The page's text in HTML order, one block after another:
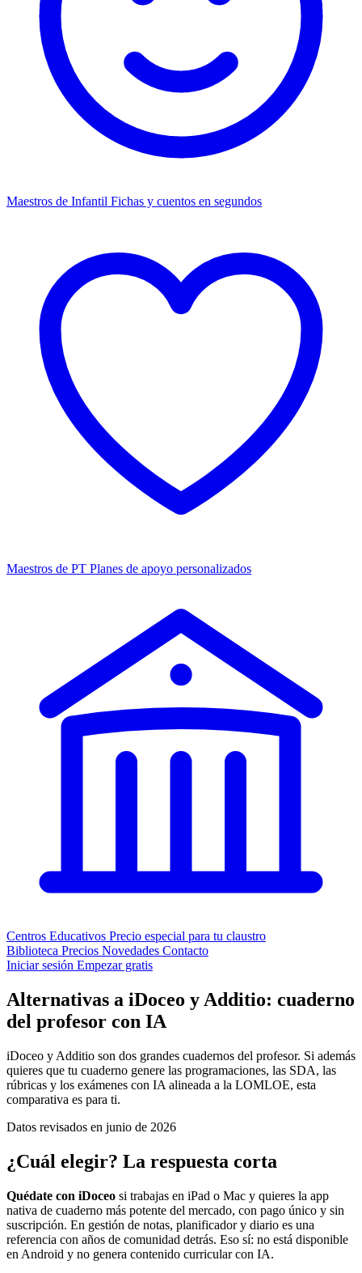
Maestros de Infantil Fichas y cuentos en segundos
Maestros de PT Planes de apoyo personalizados
Centros Educativos Precio especial para tu claustro
Biblioteca Precios Novedades Contacto
Iniciar sesión Empezar gratis
Alternativas a iDoceo y Additio: cuaderno
del profesor con IA
iDoceo y Additio son dos grandes cuadernos del profesor. Si además
quieres que tu cuaderno genere las programaciones, las SDA, las
rúbricas y los exámenes con IA alineada a la LOMLOE, esta
comparativa es para ti.
Datos revisados en junio de 2026
¿Cuál elegir? La respuesta corta
Quédate con iDoceo si trabajas en iPad o Mac y quieres la app
nativa de cuaderno más potente del mercado, con pago único y sin
suscripción. En gestión de notas, planificador y diario es una
referencia con años de comunidad detrás. Eso sí: no está disponible
en Android y no genera contenido curricular con IA.